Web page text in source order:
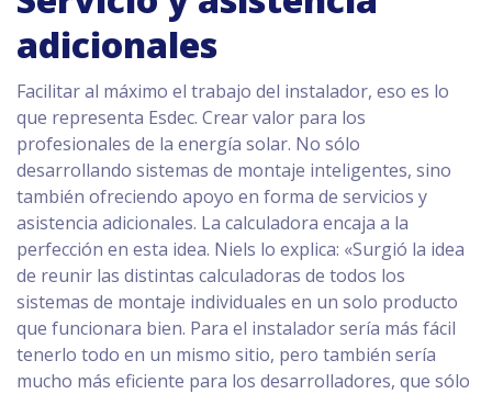
adicionales
Facilitar al máximo el trabajo del instalador, eso es lo
que representa Esdec. Crear valor para los
profesionales de la energía solar. No sólo
desarrollando sistemas de montaje inteligentes, sino
también ofreciendo apoyo en forma de servicios y
asistencia adicionales. La calculadora encaja a la
perfección en esta idea. Niels lo explica: «Surgió la idea
de reunir las distintas calculadoras de todos los
sistemas de montaje individuales en un solo producto
que funcionara bien. Para el instalador sería más fácil
tenerlo todo en un mismo sitio, pero también sería
mucho más eficiente para los desarrolladores, que sólo